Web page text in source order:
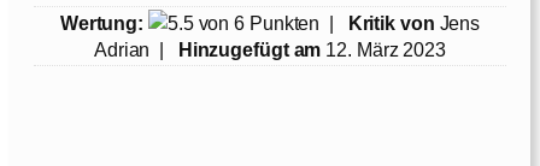
Wertung: | Kritik von Jens
Adrian | Hinzugefügt am 12. März 2023